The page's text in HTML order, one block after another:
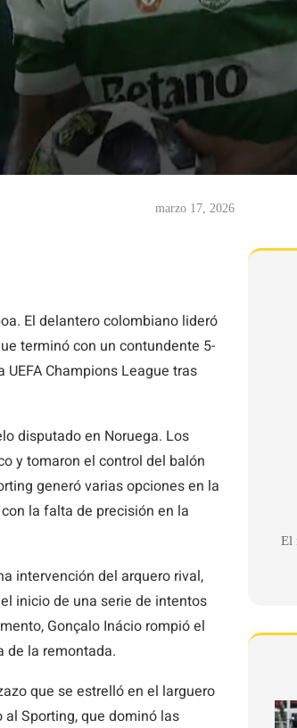
marzo 17, 2026
El delantero colombiano lideró
terminó con un contundente 5-
Champions League tras
disputado en Noruega. Los
y tomaron el control del balón
generó varias opciones en la
la falta de precisión en la
intervención del arquero rival,
inicio de una serie de intentos
Gonçalo Inácio rompió el
de la remontada.
que se estrelló en el larguero
Sporting, que dominó las
El